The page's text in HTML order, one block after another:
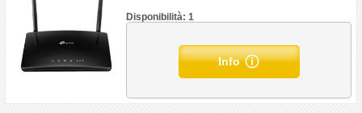
Disponibilità: 1
Info